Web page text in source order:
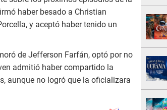
haber besado a Christian
y aceptó haber tenido un
de Jefferson Farfán, optó por no
admitió haber compartido la
aunque no logró que la oficializara